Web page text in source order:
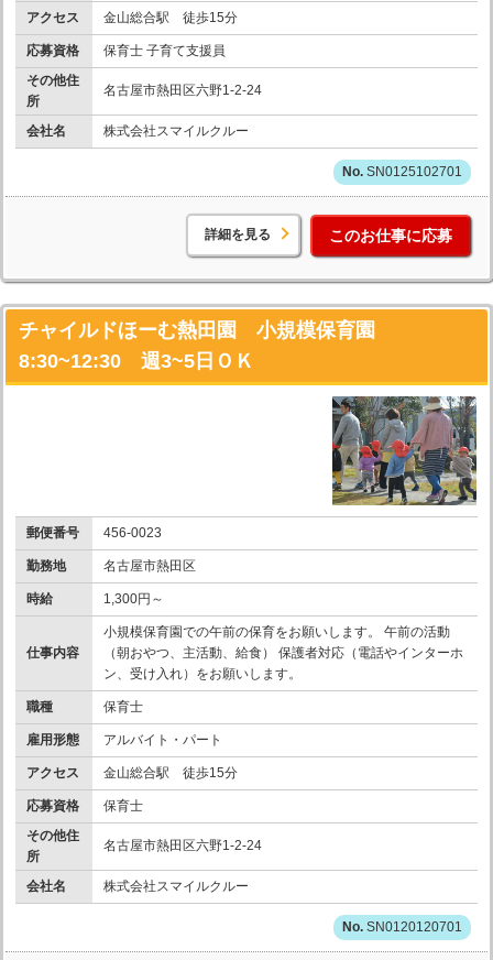
アクセス 金山総合駅 徒歩15分
応募資格
保育士 子育て支援員
その他住
所
名古屋市熱田区六野1-2-24
会社名 株式会社スマイルクルー
SN0125102701
詳細を見る このお仕事に応募
チャイルドほーむ熱田園 小規模保育園
8:30~12:30 週3~5日ＯＫ
郵便番号 456-0023
勤務地 名古屋市熱田区
時給 1,300円～
仕事内容
小規模保育園での午前の保育をお願いします。 午前の活動
（朝おやつ、主活動、給食） 保護者対応（電話やインターホ
ン、受け入れ）をお願いします。
職種 保育士
雇用形態 アルバイト・パート
アクセス 金山総合駅 徒歩15分
応募資格
保育士
その他住
所
名古屋市熱田区六野1-2-24
会社名 株式会社スマイルクルー
SN0120120701